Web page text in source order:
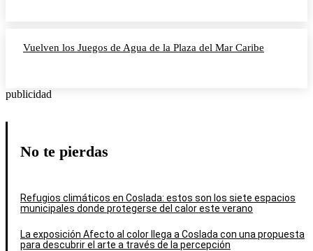
Vuelven los Juegos de Agua de la Plaza del Mar Caribe
publicidad
No te pierdas
Refugios climáticos en Coslada: estos son los siete espacios
municipales donde protegerse del calor este verano
La exposición Afecto al color llega a Coslada con una propuesta
para descubrir el arte a través de la percepción